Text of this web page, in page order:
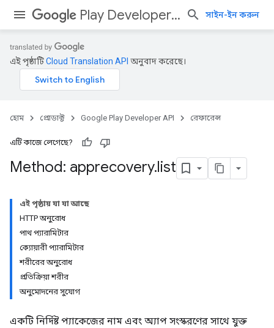
Play Developer API সাইন-ইন করুন
এই পৃষ্ঠাটিCloud Translation API অনুবাদ করেছে।
হোম প্রোডাক্ট Google Play Developer API রেফারেন্স
এটি কাজে লেগেছে?
Method: apprecovery.list
এই পৃষ্ঠায় যা যা আছে
HTTP অনুরোধ
পাথ প্যারামিটার
ক্যোয়ারী প্যারামিটার
শরীরের অনুরোধ
প্রতিক্রিয়া শরীর
অনুমোদনের সুযোগ
একটি নির্দিষ্ট প্যাকেজের নাম এবং অ্যাপ সংস্করণের সাথে যুক্ত